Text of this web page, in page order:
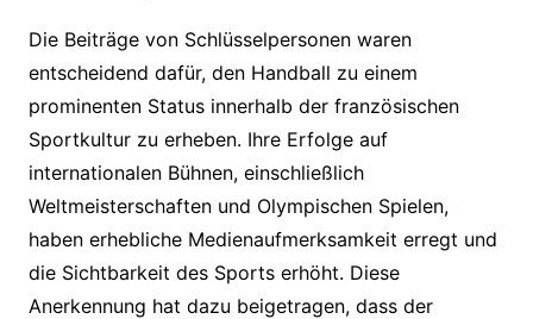
Die Beiträge von Schlüsselpersonen waren
entscheidend dafür, den Handball zu einem
prominenten Status innerhalb der französischen
Sportkultur zu erheben. Ihre Erfolge auf
internationalen Bühnen, einschließlich
Weltmeisterschaften und Olympischen Spielen,
haben erhebliche Medienaufmerksamkeit erregt und
die Sichtbarkeit des Sports erhöht. Diese
Anerkennung hat dazu beigetragen, dass der